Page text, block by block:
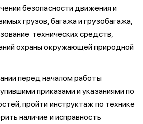
безопасности движения и
грузов, багажа и грузобагажа,
технических средств,
охраны окружающей природной
перед началом работы
приказами и указаниями по
пройти инструктаж по технике
наличие и исправность